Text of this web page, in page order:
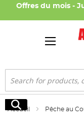
Offres du mois -
Rechercher
Rechercher
Accueil Pêche au